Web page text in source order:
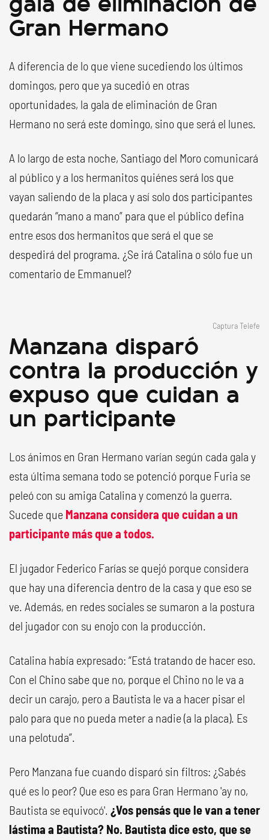
Gran Hermano
A diferencia de lo que viene sucediendo los últimos
domingos, pero que ya sucedió en otras
oportunidades, la gala de eliminación de Gran
Hermano no será este domingo, sino que será el lunes.
A lo largo de esta noche, Santiago del Moro comunicará
al público y a los hermanitos quiénes será los que
vayan saliendo de la placa y así solo dos participantes
quedarán “mano a mano” para que el público defina
entre esos dos hermanitos que será el que se
despedirá del programa. ¿Se irá Catalina o sólo fue un
comentario de Emmanuel?
Captura Telefe
Manzana disparó
contra la producción y
expuso que cuidan a
un participante
Los ánimos en Gran Hermano varían según cada gala y
esta última semana todo se potenció porque Furia se
peleó con su amiga Catalina y comenzó la guerra.
Sucede que Manzana considera que cuidan a un
participante más que a todos.
El jugador Federico Farías se quejó porque considera
que hay una diferencia dentro de la casa y que eso se
ve. Además, en redes sociales se sumaron a la postura
del jugador con su enojo con la producción.
Catalina había expresado: “Está tratando de hacer eso.
Con el Chino sabe que no, porque el Chino no le va a
decir un carajo, pero a Bautista le va a hacer pisar el
palo para que no pueda meter a nadie (a la placa). Es
una pelotuda”.
Pero Manzana fue cuando disparó sin filtros: ¿Sabés
qué es lo peor? Que eso es para Gran Hermano 'ay no,
Bautista se equivocó'. ¿Vos pensás que le van a tener
lástima a Bautista? No. Bautista dice esto, que se